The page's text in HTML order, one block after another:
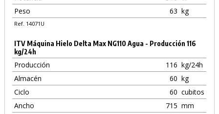
Peso
63 kg
Ref. 14071U
ITV Máquina Hielo Delta Max NG110 Agua - Producción 116
kg/24h
Producción 116 kg/24h
Almacén
60 kg
Ciclo
60 cubitos
Ancho
715 mm